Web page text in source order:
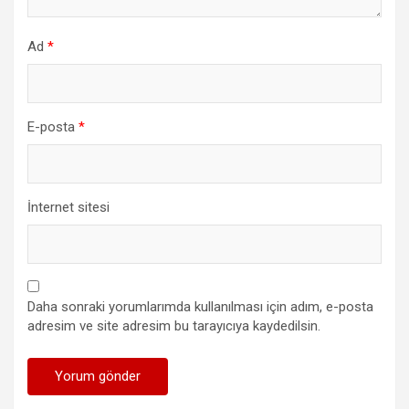
Ad *
E-posta *
İnternet sitesi
Daha sonraki yorumlarımda kullanılması için adım, e-posta
adresim ve site adresim bu tarayıcıya kaydedilsin.